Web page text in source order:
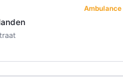
Ambulance